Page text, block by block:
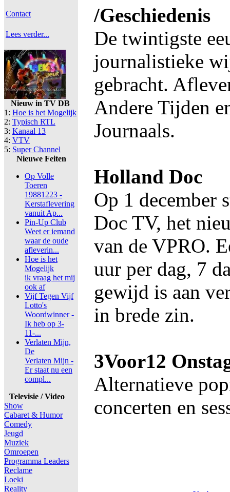
Contact
Lees verder...
Nieuw in TV DB
1: Hoe is het Mogelijk
2: Typisch RTL
3: Kanaal 13
4: VTV
5: Super Channel
Nieuwe Feiten
Op Volle
Toeren
19881223 -
Kerstaflevering
vanuit Ap...
Pin-Up Club
Weet er iemand
waar de oude
afleverin...
Hoe is het
Mogelijk
ik vraag het mij
ook af
Vijf Tegen Vijf
Lotto's
Woordwinner -
Ik heb op 3-
11-...
Verlaten Mijn,
De
Verlaten Mijn -
Er staat nu een
compl...
Televisie / Video
Show
Cabaret & Humor
Comedy
Jeugd
Muziek
Omroepen
Programma Leaders
Reclame
Loeki
Reality
/Geschiedenis
De twintigste
journalistieke
gebracht.
Andere Tijden
Journaals.
Holland Doc
Op 1 december
Doc TV, het
van de VPRO.
uur per dag, 7
gewijd is aan
in brede zin.
3Voor12
Alternatieve
concerten en